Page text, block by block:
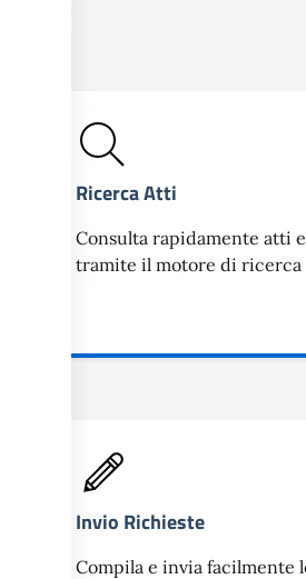
Ricerca Atti
Consulta rapidamente atti
tramite il motore di ricerca
Invio Richieste
Compila e invia facilmente